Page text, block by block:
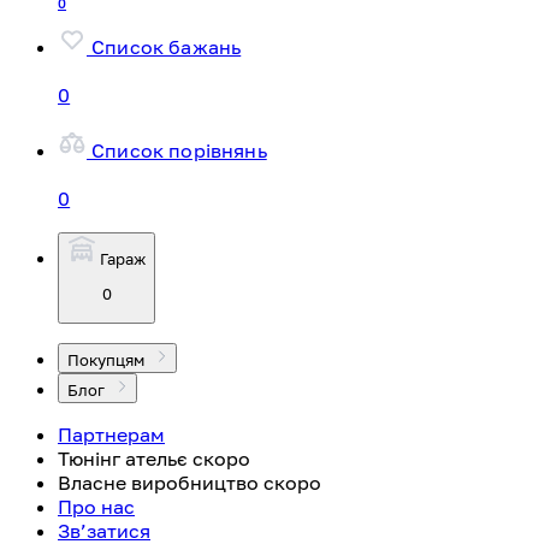
Список бажань
0
Список порівнянь
0
Гараж
0
Покупцям
Блог
Партнерам
Тюнінг ательє скоро
Власне виробництво скоро
Про нас
Зв’затися